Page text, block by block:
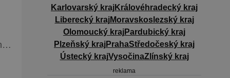
je
Karlovarský krajKrálovéhradecký kraj
Liberecký krajMoravskoslezský kraj
Olomoucký krajPardubický kraj
Plzeňský krajPrahaStředočeský kraj
Ústecký krajVysočinaZlínský kraj
reklama